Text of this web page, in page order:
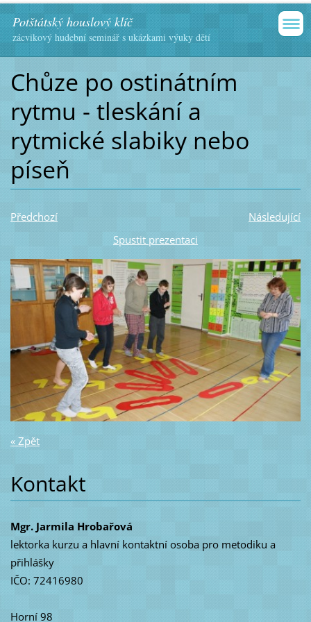
Potštátský houslový klíč
zácvikový hudební seminář s ukázkami výuky dětí
Chůze po ostinátním
rytmu - tleskání a
rytmické slabiky nebo
píseň
Předchozí
Následující
Spustit prezentaci
« Zpět
Kontakt
Mgr. Jarmila Hrobařová
lektorka kurzu a hlavní kontaktní osoba pro metodiku a
přihlášky
IČO: 72416980
Horní 98